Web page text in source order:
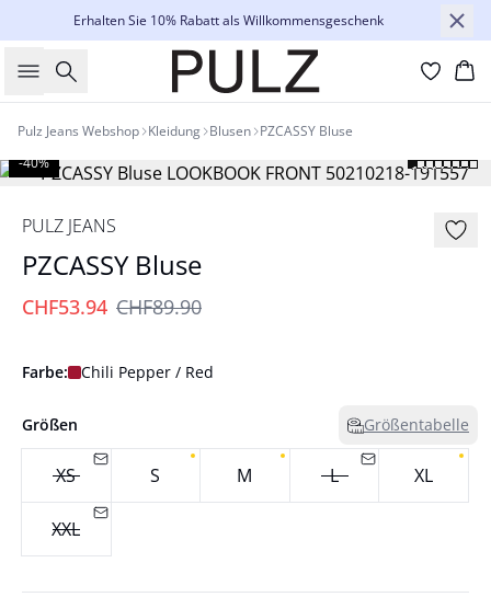
Erhalten Sie 10% Rabatt als Willkommensgeschenk
Suche
Pulz Jeans Webshop Kleidung Blusen PZCASSY Bluse
-40%
PULZ JEANS
PZCASSY Bluse
CHF53.94 CHF89.90
Farbe: Chili Pepper / Red
Größen Größentabelle
XS S M L XL
XXL